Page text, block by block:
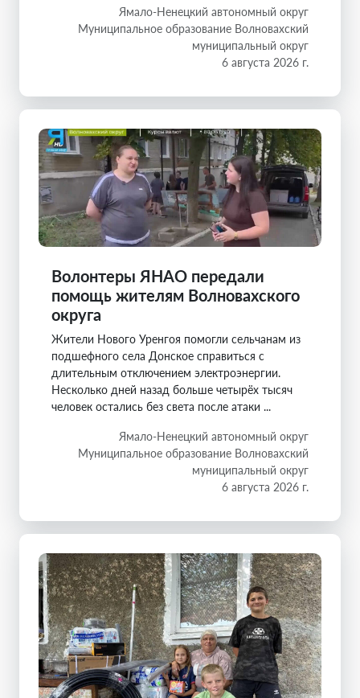
Ямало-Ненецкий автономный округ
Муниципальное образование Волновахский
муниципальный округ
6 августа 2026 г.
Волонтеры ЯНАО передали
помощь жителям Волновахского
округа
Жители Нового Уренгоя помогли сельчанам из
подшефного села Донское справиться с
длительным отключением электроэнергии.
Несколько дней назад больше четырёх тысяч
человек остались без света после атаки ...
Ямало-Ненецкий автономный округ
Муниципальное образование Волновахский
муниципальный округ
6 августа 2026 г.